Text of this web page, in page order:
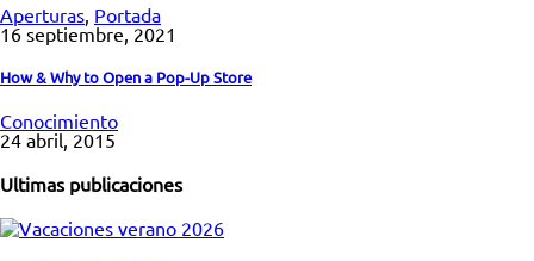
Aperturas Portada
16 septiembre, 2021
How & Why to Open a Pop-Up Store
Conocimiento
24 abril, 2015
Ultimas publicaciones